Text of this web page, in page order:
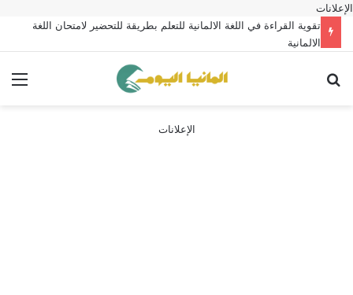
الإعلانات
تقوية القراءة في اللغة الالمانية للتعلم بطريقة للتحضير لامتحان اللغة
الالمانية
الإعلانات